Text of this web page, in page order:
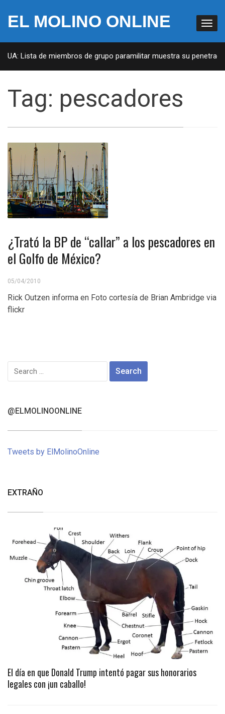
EL MOLINO ONLINE
Lista de miembros de grupo paramilitar muestra su
Tag: pescadores
¿Trató la BP de “callar” a los pescadores en
el Golfo de México?
05/04/2010
Rick Outzen informa en Foto cortesía de Brian Ambridge via
flickr
Search
for:
@ELMOLINOONLINE
Tweets by ElMolinoOnline
EXTRAÑO
El día en que Donald Trump intentó pagar sus honorarios
legales con ¡un caballo!